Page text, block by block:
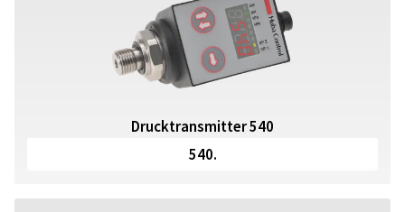
Drucktransmitter 540
540.